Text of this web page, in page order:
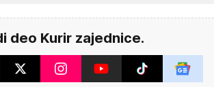
deo Kurir zajednice.